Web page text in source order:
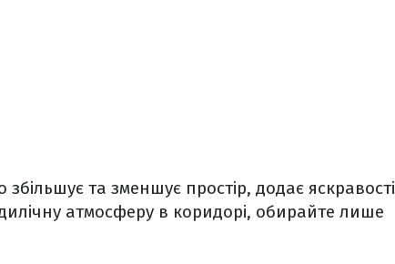
збільшує та зменшує простір, додає яскравості
атмосферу в коридорі, обирайте лише